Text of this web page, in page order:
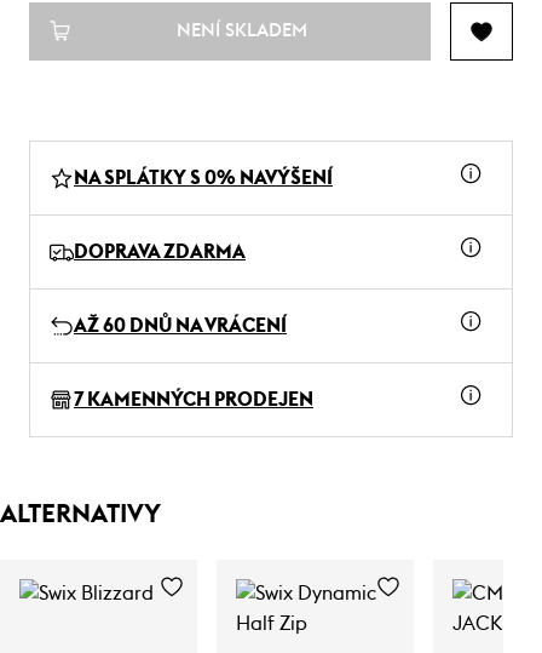
NENÍ SKLADEM
NA SPLÁTKY S 0% NAVÝŠENÍ
DOPRAVA ZDARMA
AŽ 60 DNŮ NA VRÁCENÍ
7 KAMENNÝCH PRODEJEN
ALTERNATIVY